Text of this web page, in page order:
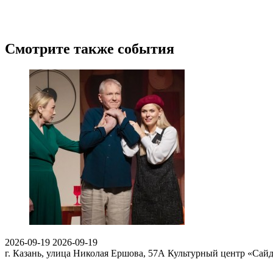
Смотрите также события
2026-09-19 2026-09-19
г. Казань, улица Николая Ершова, 57А Культурный центр